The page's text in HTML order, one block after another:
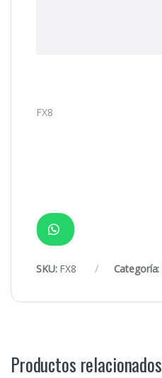
FX8
SKU: FX8 Categoría:
Productos relacionados